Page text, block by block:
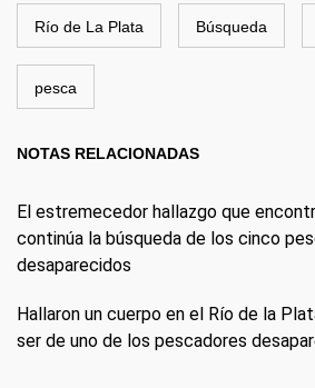
Río de La Plata Búsqueda
pesca
NOTAS RELACIONADAS
El estremecedor hallazgo que
continúa la búsqueda de los cinco
desaparecidos
Hallaron un cuerpo en el Río de la
ser de uno de los pescadores